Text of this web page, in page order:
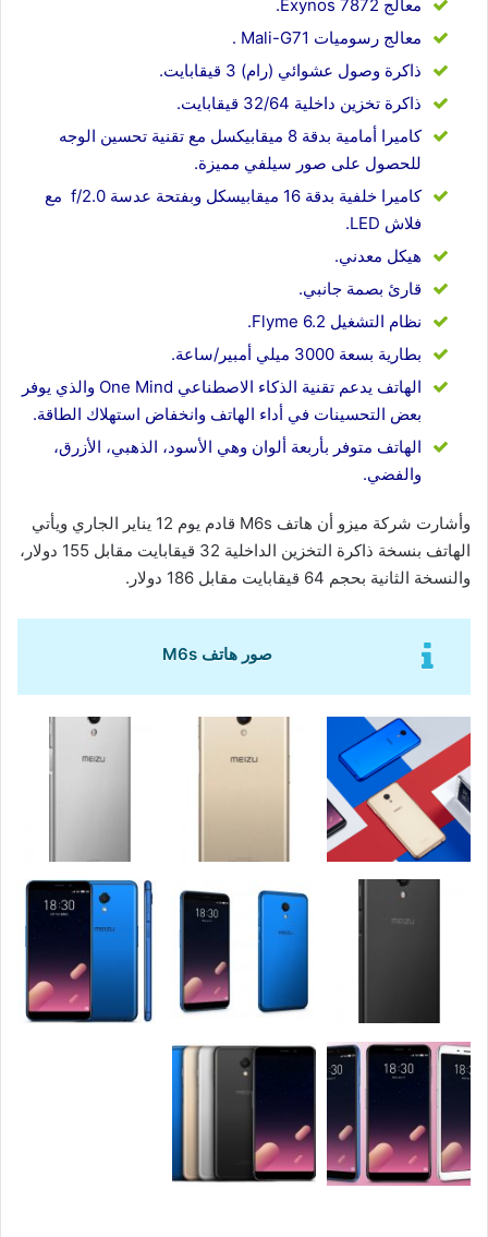
معالج Exynos 7872.
معالج رسوميات Mali-G71 .
ذاكرة وصول عشوائي (رام) 3 قيقابايت.
ذاكرة تخزين داخلية 32/64 قيقابايت.
كاميرا أمامية بدقة 8 ميقابيكسل مع تقنية تحسين الوجه
للحصول على صور سيلفي مميزة.
كاميرا خلفية بدقة 16 ميقابيسكل وبفتحة عدسة f/2.0 مع
فلاش LED.
هيكل معدني.
قارئ بصمة جانبي.
نظام التشغيل Flyme 6.2.
بطارية بسعة 3000 ميلي أمبير/ساعة.
الهاتف يدعم تقنية الذكاء الاصطناعي One Mind والذي يوفر
بعض التحسينات في أداء الهاتف وانخفاض استهلاك الطاقة.
الهاتف متوفر بأربعة ألوان وهي الأسود، الذهبي، الأزرق،
والفضي.
وأشارت شركة ميزو أن هاتف M6s قادم يوم 12 يناير الجاري ويأتي
الهاتف بنسخة ذاكرة التخزين الداخلية 32 قيقابايت مقابل 155 دولار،
والنسخة الثانية بحجم 64 قيقابايت مقابل 186 دولار.
صور هاتف M6s